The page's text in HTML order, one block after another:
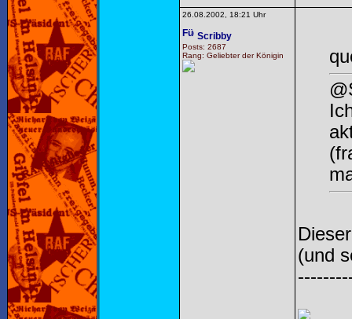
26.08.2002, 18:21 Uhr
Scribby
Posts: 2687
Rang: Geliebter der Königin
(und